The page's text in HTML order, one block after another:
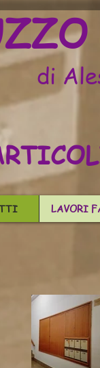
di
LAVORI